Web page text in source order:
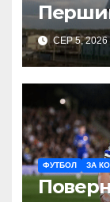
СЕР 5, 2026
ФУТБОЛ ЗА